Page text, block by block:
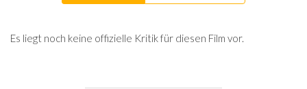
Es liegt noch keine offizielle Kritik für diesen Film vor.